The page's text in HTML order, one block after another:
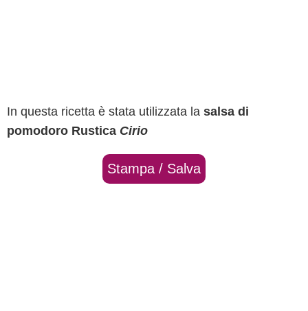
In questa ricetta è stata utilizzata la salsa di
pomodoro Rustica Cirio
Stampa / Salva